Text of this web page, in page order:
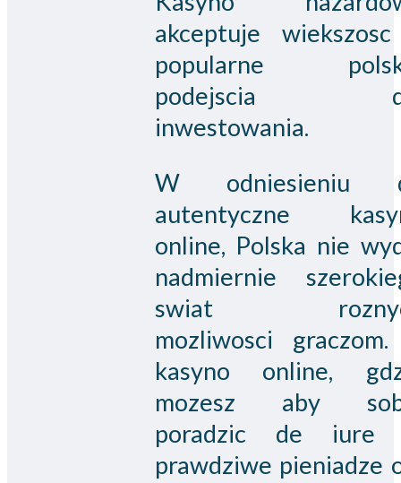
akceptuje
popularne
podejscia
inwestowania.
W odniesieniu
autentyczne
online, Polska nie
nadmiernie
swiat
mozliwosci
kasyno online,
mozesz aby
poradzic de iure
prawdziwe pieniadze